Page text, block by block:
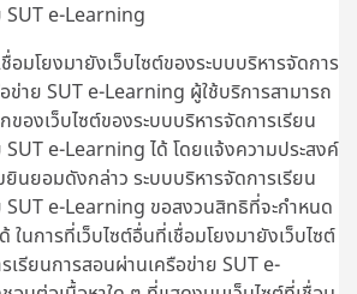
SUT e-Learning
มโยงมายังเว็บไซต์ของระบบบริหารจัดการ
ข่าย SUT e-Learning ผู้ใช้บริการสามารถ
ของเว็บไซต์ของระบบบริหารจัดการเรียน
SUT e-Learning ได้ โดยแจ้งความประสงค์
ยินยอมดังกล่าว ระบบบริหารจัดการเรียน
SUT e-Learning ขอสงวนสิทธิที่จะกำหนด
ในการที่เว็บไซต์อื่นที่เชื่อมโยงมายังเว็บไซต์
เรียนการสอนผ่านเครือข่าย SUT e-